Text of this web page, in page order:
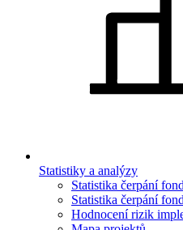
Statistiky a analýzy
Statistika čerpání
Statistika čerpání
Hodnocení rizik